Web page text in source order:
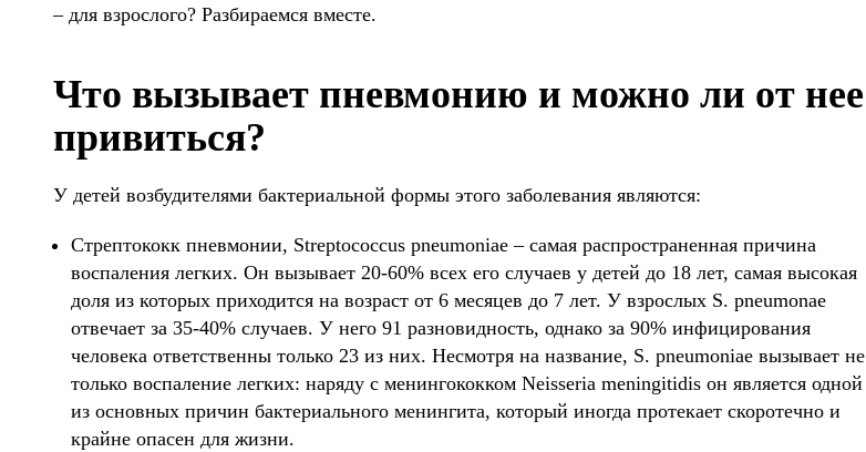
– для взрослого? Разбираемся вместе.
Что вызывает пневмонию и можно ли от нее
привиться?
У детей возбудителями бактериальной формы этого заболевания являются:
Стрептококк пневмонии, Streptococcus pneumoniae – самая распространенная причина
воспаления легких. Он вызывает 20-60% всех его случаев у детей до 18 лет, самая высокая
доля из которых приходится на возраст от 6 месяцев до 7 лет. У взрослых S. pneumonae
отвечает за 35-40% случаев. У него 91 разновидность, однако за 90% инфицирования
человека ответственны только 23 из них. Несмотря на название, S. pneumoniae вызывает не
только воспаление легких: наряду с менингококком Neisseria meningitidis он является одной
из основных причин бактериального менингита, который иногда протекает скоротечно и
крайне опасен для жизни.